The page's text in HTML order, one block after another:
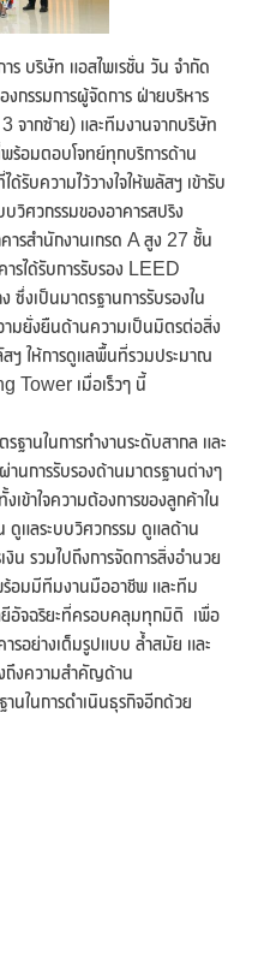
ร บริษัท แอสไพเรชั่น วัน จำกัด
กรรมการผู้จัดการ ฝ่ายบริหาร
จากซ้าย) และทีมงานจากบริษัท
ร้อมตอบโจทย์ทุกบริการด้าน
รับความไว้วางใจให้พลัสฯ เข้ารับ
บวิศวกรรมของอาคารสปริง
รสำนักงานเกรด A สูง 27 ชั้น
ารได้รับการรับรอง LEED
งเป็นมาตรฐานการรับรองใน
ามยั่งยืนด้านความเป็นมิตรต่อสิ่ง
ให้การดูแลพื้นที่รวมประมาณ
Tower เมื่อเร็วๆ นี้
ฐานในการทำงานระดับสากล และ
นการรับรองด้านมาตรฐานต่างๆ
ข้าใจความต้องการของลูกค้าใน
ดูแลระบบวิศวกรรม ดูแลด้าน
น รวมไปถึงการจัดการสิ่งอำนวย
ร้อมมีทีมงานมืออาชีพ และทีม
อัจฉริยะที่ครอบคลุมทุกมิติ เพื่อ
ารอย่างเต็มรูปแบบ ล้ำสมัย และ
ถึงความสำคัญด้าน
ในการดำเนินธุรกิจอีกด้วย